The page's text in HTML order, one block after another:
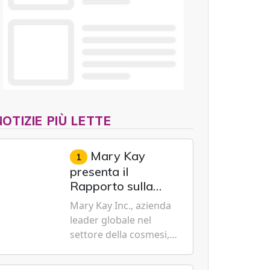
PIÙ LETTE
1 Mary Kay
presenta il
Rapporto sulla
sostenibilità 2026,
evidenziando i
progressi
realizzati a livello
Mary Kay Inc., azienda
leader globale nel
settore della cosmesi,
sostenibilità e